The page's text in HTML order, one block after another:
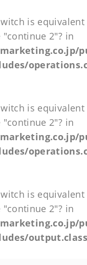
is equivalent
2"? in
is equivalent
2"? in
is equivalent
2"? in